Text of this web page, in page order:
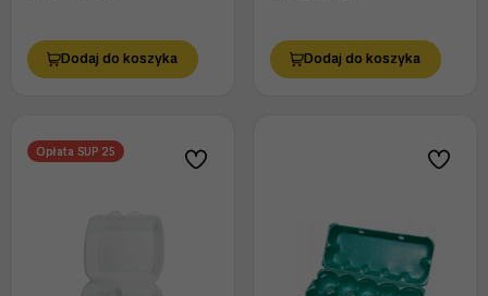
Dodaj do koszyka Dodaj do koszyka
Opłata SUP 25